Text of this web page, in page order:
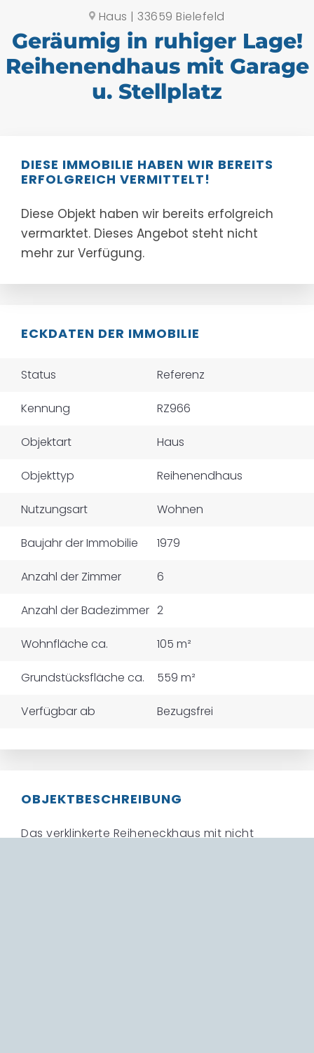
Geräumig in ruhiger Lage!
Reihenendhaus mit Garage
u. Stellplatz
Haus | 33659 Bielefeld
DIESE IMMOBILIE HABEN WIR BEREITS
ERFOLGREICH VERMITTELT!
Diese Objekt haben wir bereits erfolgreich
vermarktet. Dieses Angebot steht nicht
mehr zur Verfügung.
ECKDATEN DER IMMOBILIE
Status Referenz
Kennung RZ966
Objektart Haus
Objekttyp Reihenendhaus
Nutzungsart Wohnen
Baujahr der Immobilie 1979
Anzahl der Zimmer 6
Anzahl der Badezimmer 2
Wohnfläche ca. 105 m²
Grundstücksfläche ca. 559 m²
Verfügbar ab Bezugsfrei
OBJEKTBESCHREIBUNG
Das verklinkerte Reiheneckhaus mit nicht